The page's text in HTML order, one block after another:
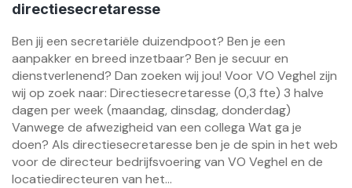
directiesecretaresse
Ben jij een secretariële duizendpoot? Ben je een
aanpakker en breed inzetbaar? Ben je secuur en
dienstverlenend? Dan zoeken wij jou! Voor VO Veghel zijn
wij op zoek naar: Directiesecretaresse (0,3 fte) 3 halve
dagen per week (maandag, dinsdag, donderdag)
Vanwege de afwezigheid van een collega Wat ga je
doen? Als directiesecretaresse ben je de spin in het web
voor de directeur bedrijfsvoering van VO Veghel en de
locatiedirecteuren van het...